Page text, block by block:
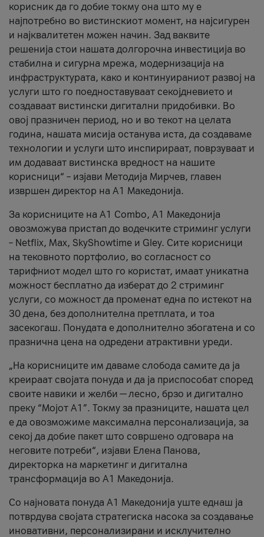
корисник да го добие токму она што му е
најпотребно во вистинскиот момент, на најсигурен
и најквалитетен можен начин. Зад ваквите
решенија стои нашата долгорочна инвестиција во
стабилна и сигурна мрежа, модернизација на
инфраструктурата, како и континуираниот развој на
услуги што го поедноставуваат секојдневието и
создаваат вистински дигитални придобивки. Во
овој празничен период, но и во текот на целата
година, нашата мисија останува иста, да создаваме
технологии и услуги што инспирираат, поврзуваат и
им додаваат вистинска вредност на нашите
корисници“ – изјави Методија Мирчев, главен
извршен директор на А1 Македонија.
За корисниците на A1 Combo, А1 Македонија
овозможува пристап до водечките стриминг услуги
– Netflix, Max, SkyShowtime и Gley. Сите корисници
на тековното портфолио, во согласност со
тарифниот модел што го користат, имаат уникатна
можност бесплатно да изберат до 2 стриминг
услуги, со можност да променат една по истекот на
30 дена, без дополнителна претплата, и тоа
засекогаш. Понудата е дополнително збогатена и со
празнична цена на одредени атрактивни уреди.
„На корисниците им даваме слобода самите да ја
креираат својата понуда и да ја приспособат според
своите навики и желби — лесно, брзо и дигитално
преку “Мојот А1”. Токму за празниците, нашата цел
е да овозможиме максимална персонализација, за
секој да добие пакет што совршено одговара на
неговите потреби“, изјави Елена Панова,
директорка на маркетинг и дигитална
трансформација во А1 Македонија.
Со најновата понуда А1 Македонија уште еднаш ја
потврдува својата стратегиска насока за создавање
иновативни, персонализирани и исклучително